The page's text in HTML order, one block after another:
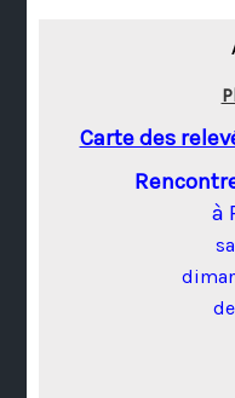
Carte des
à